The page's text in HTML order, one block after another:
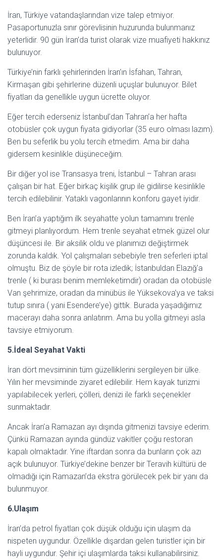
İran, Türkiye vatandaşlarından vize talep etmiyor.
Pasaportunuzla sınır görevlisinin huzurunda bulunmanız
yeterlidir. 90 gün İran’da turist olarak vize muafiyeti hakkınız
bulunuyor.
Türkiye’nin farklı şehirlerinden İran’ın İsfahan, Tahran,
Kirmaşan gibi şehirlerine düzenli uçuşlar bulunuyor. Bilet
fiyatları da genellikle uygun ücrette oluyor.
Eğer tercih ederseniz İstanbul’dan Tahran’a her hafta
otobüsler çok uygun fiyata gidiyorlar (35 euro olması lazım).
Ben bu seferlik bu yolu tercih etmedim. Ama bir daha
gidersem kesinlikle düşüneceğim.
Bir diğer yol ise Transasya treni, İstanbul – Tahran arası
çalışan bir hat. Eğer birkaç kişilik grup ile gidilirse kesinlikle
tercih edilebilinir. Yataklı vagonlarının konforu gayet iyidir.
Ben İran’a yaptığım ilk seyahatte yolun tamamını trenle
gitmeyi planlıyordum. Hem trenle seyahat etmek güzel olur
düşüncesi ile. Bir aksilik oldu ve planımızı değiştirmek
zorunda kaldık. Yol çalışmaları sebebiyle tren seferleri iptal
olmuştu. Biz de şöyle bir rota izledik; İstanbuldan Elazığ’a
trenle ( ki burası benim memleketimdir) oradan da otobüsle
Van şehrimize, oradan da minübüs ile Yüksekova’ya ve taksi
tutup sınıra ( yani Esendere’ye) gittik. Burada yaşadığımız
macerayı daha sonra anlatırım. Ama bu yolla gitmeyi asla
tavsiye etmiyorum.
5.İdeal Seyahat Vakti
İran dört mevsiminin tüm güzelliklerini sergileyen bir ülke.
Yılın her mevsiminde ziyaret edilebilir. Hem kayak turizmi
yapılabilecek yerleri, çölleri, denizi ile farklı seçenekler
sunmaktadır.
Ancak İran’a Ramazan ayı dışında gitmenizi tavsiye ederim.
Çünkü Ramazan ayında gündüz vakitler çoğu restoran
kapalı olmaktadır. Yine iftardan sonra da bunların çok azı
açık bulunuyor. Türkiye’dekine benzer bir Teravih kültürü de
olmadığı için Ramazan’da ekstra görülecek pek bir yanı da
bulunmuyor.
6.Ulaşım
İran’da petrol fiyatları çok düşük olduğu için ulaşım da
nispeten uygundur. Özellikle dışardan gelen turistler için bir
hayli uygundur. Şehir içi ulaşımlarda taksi kullanabilirsiniz.